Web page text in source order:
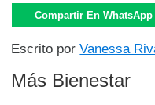
Compartir En WhatsApp
Escrito porVanessa
Más Bienestar